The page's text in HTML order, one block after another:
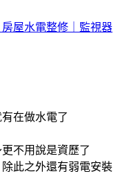
屋水電整修｜監視器
在做水電了
不用說是資歷了
此之外還有弱電安裝